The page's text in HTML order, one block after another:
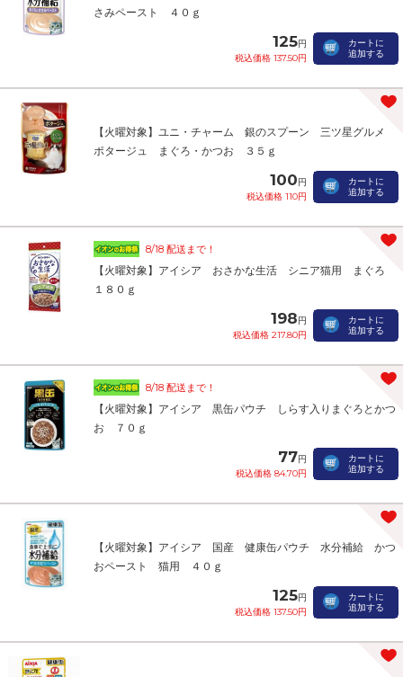
さみペースト ４０ｇ
125円
税込価格 137.50円
カートに
追加する
【火曜対象】ユニ・チャーム 銀のスプーン 三ツ星グルメ
ポタージュ まぐろ・かつお ３５ｇ
100円
税込価格 110円
カートに
追加する
8/18 配送まで！
【火曜対象】アイシア おさかな生活 シニア猫用 まぐろ
１８０ｇ
198円
税込価格 217.80円
カートに
追加する
8/18 配送まで！
【火曜対象】アイシア 黒缶パウチ しらす入りまぐろとかつ
お ７０ｇ
77円
税込価格 84.70円
カートに
追加する
【火曜対象】アイシア 国産 健康缶パウチ 水分補給 かつ
おペースト 猫用 ４０ｇ
125円
税込価格 137.50円
カートに
追加する